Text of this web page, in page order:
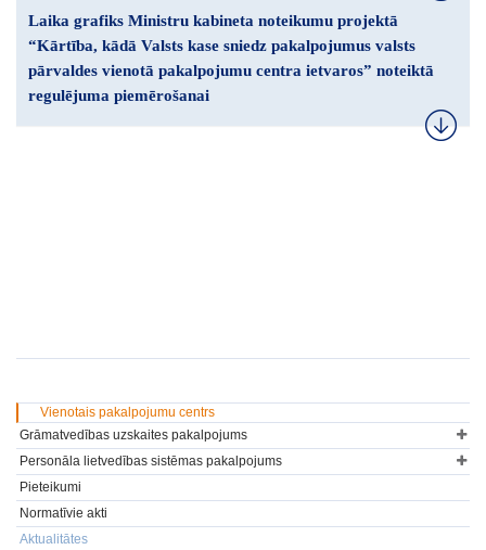
Laika grafiks Ministru kabineta noteikumu projektā
“Kārtība, kādā Valsts kase sniedz pakalpojumus valsts
pārvaldes vienotā pakalpojumu centra ietvaros” noteiktā
regulējuma piemērošanai
Vienotais pakalpojumu centrs
Grāmatvedības uzskaites pakalpojums
Personāla lietvedības sistēmas pakalpojums
Pieteikumi
Normatīvie akti
Aktualitātes